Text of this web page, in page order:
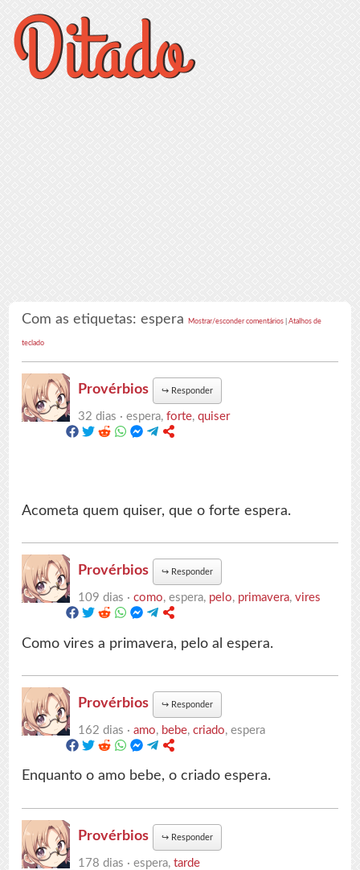
Com as etiquetas: esperaMostrar/esconder comentários |Atalhos de
teclado
Provérbios ↪ Responder
32 dias ·espera,forte,quiser
Acometa quem quiser, que o forte espera.
Provérbios ↪ Responder
109 dias ·como, espera, pelo, primavera,vires
Como vires a primavera, pelo al espera.
Provérbios ↪ Responder
162 dias ·amo, bebe,criado, espera
Enquanto o amo bebe, o criado espera.
Provérbios ↪ Responder
178 dias ·espera,tarde